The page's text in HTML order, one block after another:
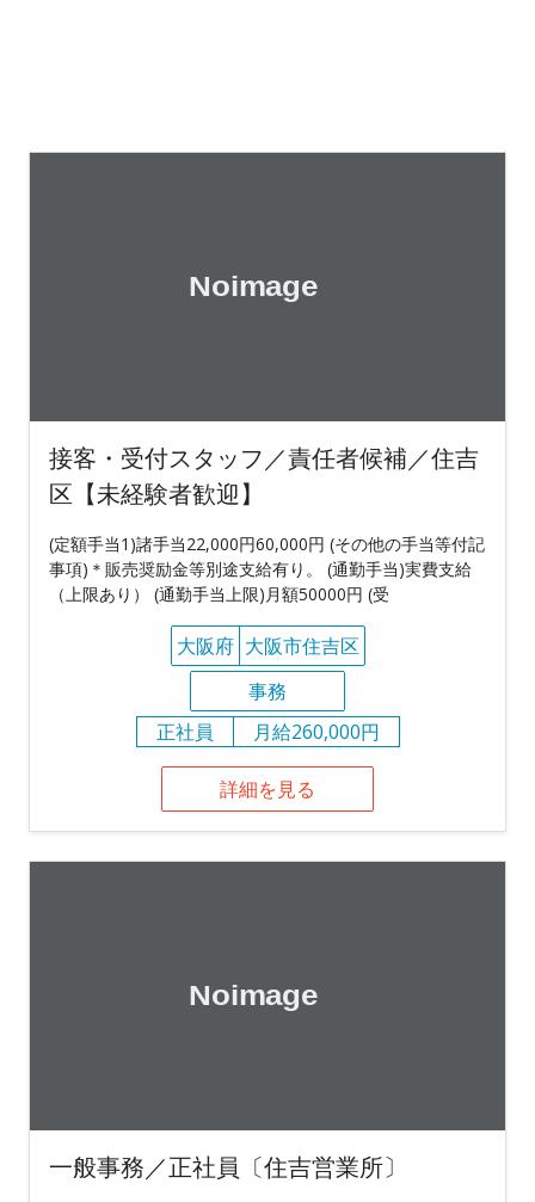
接客・受付スタッフ／責任者候補／住吉
区【未経験者歓迎】
(定額手当1)諸手当22,000円60,000円 (その他の手当等付記
事項)＊販売奨励金等別途支給有り。 (通勤手当)実費支給
（上限あり） (通勤手当上限)月額50000円 (受
大阪府 大阪市住吉区
事務
正社員
月給260,000円
詳細を見る
一般事務／正社員〔住吉営業所〕